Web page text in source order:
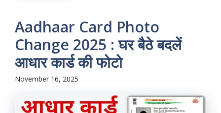
Aadhaar Card Photo
Change 2025 : घर बैठे बदलें
आधार कार्ड की फोटो
November 16, 2025